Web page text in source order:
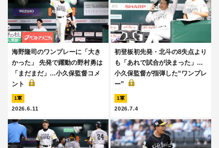
海野隆司のワンプレーに「大き
かった」 先発で躍動の野村勇は
「まだまだ」...小久保監督コメ
ント
1軍
2026.6.11
初登板初先発・北斗の8失点より
も「あれで試合が決まった」...
小久保監督が指弾した“ワンプレ
ー”
1軍
2026.7.4